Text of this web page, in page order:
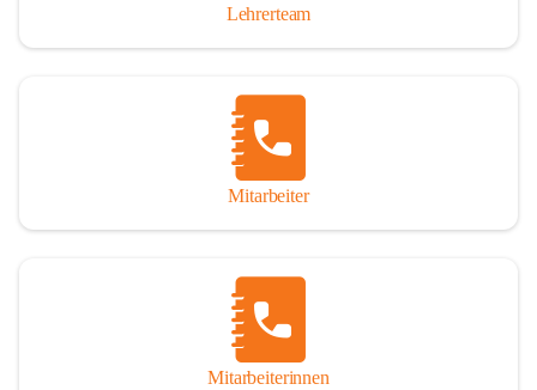
Lehrerteam
Mitarbeiter
Mitarbeiterinnen